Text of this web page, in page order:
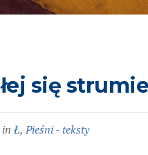
się
inŁ,Pieśni - teksty